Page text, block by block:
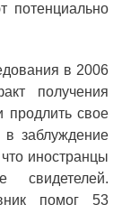
потенциально
в 2006
получения
продлить свое
заблуждение
иностранцы
свидетелей.
помог 53